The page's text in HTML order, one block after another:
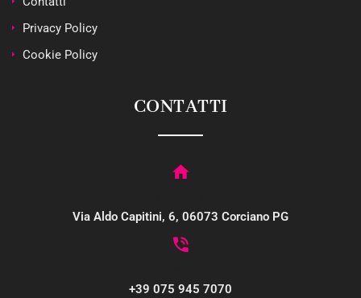
Privacy Policy
Cookie Policy
CONTATTI
Via Aldo Capitini, 6, 06073 Corciano PG
+39 075 945 7070